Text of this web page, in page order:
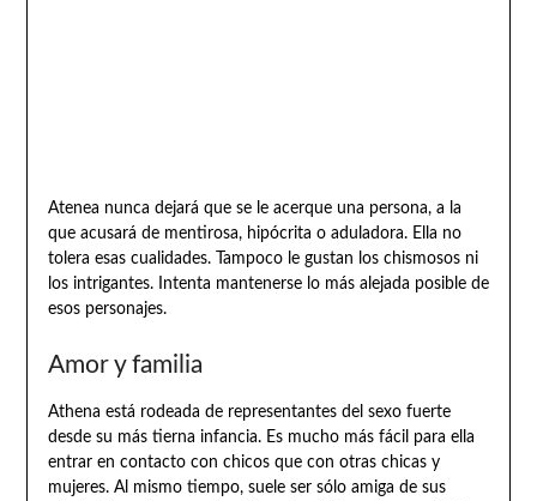
Atenea nunca dejará que se le acerque una persona, a la
que acusará de mentirosa, hipócrita o aduladora. Ella no
tolera esas cualidades. Tampoco le gustan los chismosos ni
los intrigantes. Intenta mantenerse lo más alejada posible de
esos personajes.
Amor y familia
Athena está rodeada de representantes del sexo fuerte
desde su más tierna infancia. Es mucho más fácil para ella
entrar en contacto con chicos que con otras chicas y
mujeres. Al mismo tiempo, suele ser sólo amiga de sus